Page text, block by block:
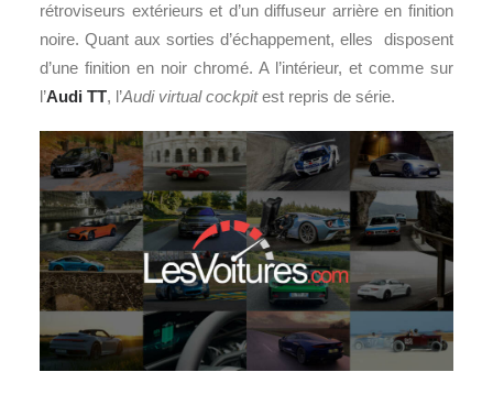
rétroviseurs extérieurs et d’un diffuseur arrière en finition
noire. Quant aux sorties d’échappement, elles disposent
d’une finition en noir chromé. A l’intérieur, et comme sur
l’Audi TT, l’Audi virtual cockpitest repris de série.